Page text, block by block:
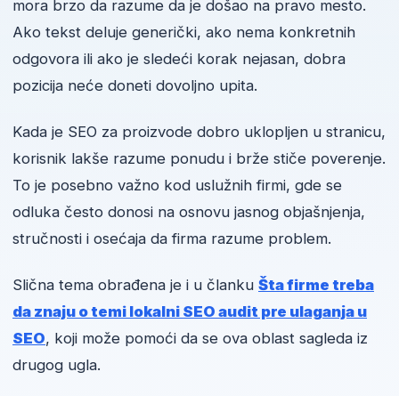
mora brzo da razume da je došao na pravo mesto.
Ako tekst deluje generički, ako nema konkretnih
odgovora ili ako je sledeći korak nejasan, dobra
pozicija neće doneti dovoljno upita.
Kada je SEO za proizvode dobro uklopljen u stranicu,
korisnik lakše razume ponudu i brže stiče poverenje.
To je posebno važno kod uslužnih firmi, gde se
odluka često donosi na osnovu jasnog objašnjenja,
stručnosti i osećaja da firma razume problem.
Slična tema obrađena je i u članku Šta firme treba
da znaju o temi lokalni SEO audit pre ulaganja u
SEO, koji može pomoći da se ova oblast sagleda iz
drugog ugla.